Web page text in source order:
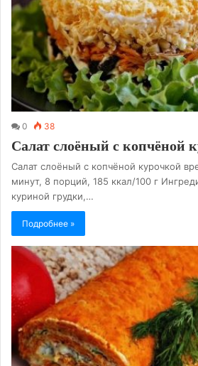
0 38
Салат слоёный с копчёной
Салат слоёный с копчёной курочкой
минут, 8 порций, 185 ккал/100 г
куриной грудки,…
Подробнее »